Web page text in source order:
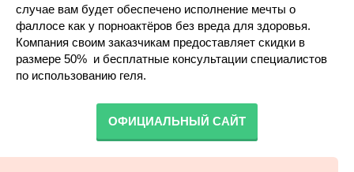
случае вам будет обеспечено исполнение мечты о
фаллосе как у порноактёров без вреда для здоровья.
Компания своим заказчикам предоставляет скидки в
размере 50% и бесплатные консультации специалистов
по использованию геля.
ОФИЦИАЛЬНЫЙ САЙТ